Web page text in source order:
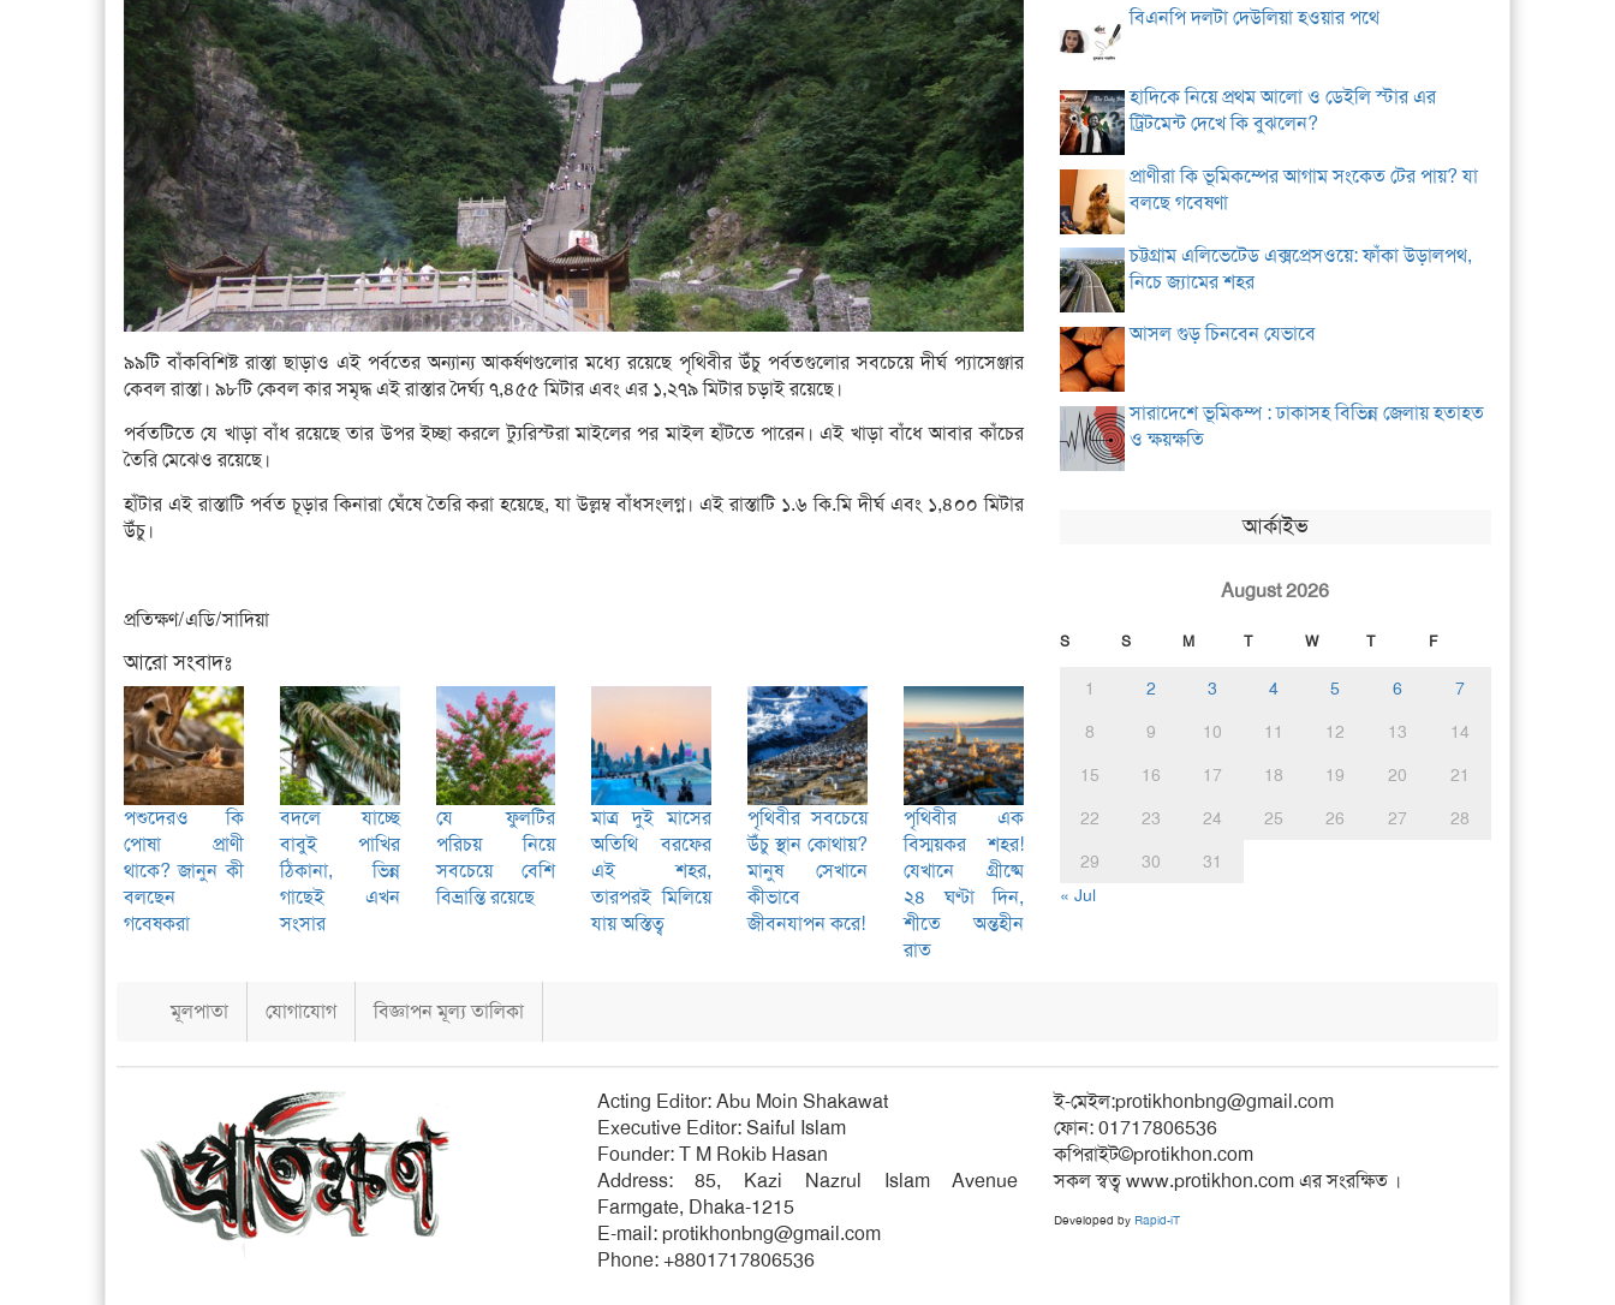
৯৯টি বাঁকবিশিষ্ট রাস্তা ছাড়াও এই পর্বতের অন্যান্য আকর্ষণগুলোর মধ্যে রয়েছে পৃথিবীর উঁচু পর্বতগুলোর সবচেয়ে দীর্ঘ প্যাসেঞ্জার
কেবল রাস্তা। ৯৮টি কেবল কার সমৃদ্ধ এই রাস্তার দৈর্ঘ্য ৭,৪৫৫ মিটার এবং এর ১,২৭৯ মিটার চড়াই রয়েছে।
পর্বতটিতে যে খাড়া বাঁধ রয়েছে তার উপর ইচ্ছা করলে ট্যুরিস্টরা মাইলের পর মাইল হাঁটতে পারেন। এই খাড়া বাঁধে আবার কাঁচের
তৈরি মেঝেও রয়েছে।
হাঁটার এই রাস্তাটি পর্বত চূড়ার কিনারা ঘেঁষে তৈরি করা হয়েছে, যা উল্লম্ব বাঁধসংলগ্ন। এই রাস্তাটি ১.৬ কি.মি দীর্ঘ এবং ১,৪০০ মিটার
উঁচু।
প্রতিক্ষণ/এডি/সাদিয়া
আরো সংবাদঃ
পশুদেরও কি
পোষা প্রাণী
থাকে? জানুন কী
বলছেন
গবেষকরা
বদলে যাচ্ছে
বাবুই পাখির
ঠিকানা, ভিন্ন
গাছেই এখন
সংসার
যে ফুলটির
পরিচয় নিয়ে
সবচেয়ে বেশি
বিভ্রান্তি রয়েছে
মাত্র দুই মাসের
অতিথি বরফের
এই শহর,
তারপরই মিলিয়ে
যায় অস্তিত্ব
পৃথিবীর সবচেয়ে
উঁচু স্থান কোথায়?
মানুষ সেখানে
কীভাবে
জীবনযাপন করে!
পৃথিবীর এক
বিস্ময়কর শহর!
যেখানে গ্রীষ্মে
২৪ ঘণ্টা দিন,
শীতে অন্তহীন
রাত
বিএনপি দলটা দেউলিয়া হওয়ার পথে
হাদিকে নিয়ে প্রথম আলো ও ডেইলি স্টার এর
ট্রিটমেন্ট দেখে কি বুঝলেন?
প্রাণীরা কি ভূমিকম্পের আগাম সংকেত টের পায়? যা
বলছে গবেষণা
চট্টগ্রাম এলিভেটেড এক্সপ্রেসওয়ে: ফাঁকা উড়ালপথ,
নিচে জ্যামের শহর
আসল গুড় চিনবেন যেভাবে
সারাদেশে ভূমিকম্প : ঢাকাসহ বিভিন্ন জেলায় হতাহত
ও ক্ষয়ক্ষতি
আর্কাইভ
August 2026
S S M T W T F
1 2 3 4 5 6
7
8
9 10 11 12 13
14
15
16 17 18 19 20
21
22
23 24 25 26 27
28
29
30
31
« Jul
মূলপাতা যোগাযোগ বিজ্ঞাপন মূল্য তালিকা
Acting Editor: Abu Moin Shakawat
Executive Editor: Saiful Islam
Founder: T M Rokib Hasan
Address: 85, Kazi Nazrul Islam Avenue
Farmgate, Dhaka-1215
E-mail:protikhonbng@gmail.com
Phone: +8801717806536
ই-মেইল:protikhonbng@gmail.com
ফোন: 01717806536
কপিরাইট©protikhon.com
সকল স্বত্ব www.protikhon.com এর সংরক্ষিত ।
Developed by Rapid-iT